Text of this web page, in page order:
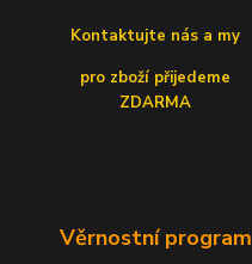
Kontaktujte nás a my
pro zboží přijedeme
ZDARMA
Věrnostní program